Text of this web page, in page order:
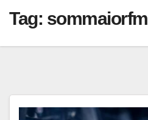
Tag: sommaiorfm